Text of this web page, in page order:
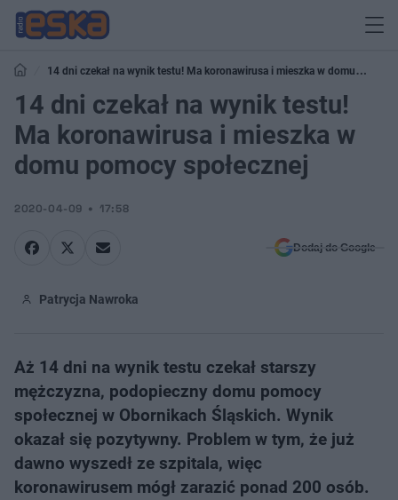
14 dni czekał na wynik testu! Ma koronawirusa i mieszka w domu
pomocy społecznej
14 dni czekał na wynik testu!
Ma koronawirusa i mieszka w
domu pomocy społecznej
2020-04-09 17:58
Dodaj do Google
Patrycja Nawroka
Aż 14 dni na wynik testu czekał starszy
mężczyzna, podopieczny domu pomocy
społecznej w Obornikach Śląskich. Wynik
okazał się pozytywny. Problem w tym, że już
dawno wyszedł ze szpitala, więc
koronawirusem mógł zarazić ponad 200 osób.